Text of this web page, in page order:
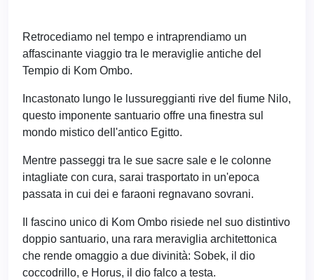
Retrocediamo nel tempo e intraprendiamo un
affascinante viaggio tra le meraviglie antiche del
Tempio di Kom Ombo.
Incastonato lungo le lussureggianti rive del fiume Nilo,
questo imponente santuario offre una finestra sul
mondo mistico dell'antico Egitto.
Mentre passeggi tra le sue sacre sale e le colonne
intagliate con cura, sarai trasportato in un'epoca
passata in cui dei e faraoni regnavano sovrani.
Il fascino unico di Kom Ombo risiede nel suo distintivo
doppio santuario, una rara meraviglia architettonica
che rende omaggio a due divinità: Sobek, il dio
coccodrillo, e Horus, il dio falco a testa.